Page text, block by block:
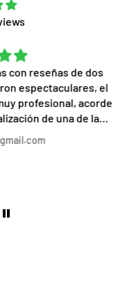
con reseñas de dos
espectaculares, el
profesional, acorde
de una de las
el trato, servicio
al 1000%